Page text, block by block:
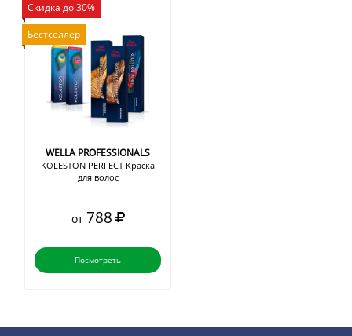
Скидка до 30%
Бестселлер
WELLA PROFESSIONALS
KOLESTON PERFECT Краска
для волос
от 788
Посмотреть